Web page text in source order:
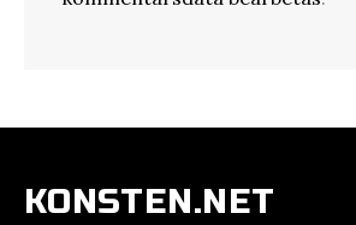
KONSTEN.NET